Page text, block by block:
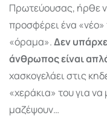
Πρωτεύουσας, ήρθε
προσφέρει ένα «νέο»
«όραμα».Δεν
άνθρωπος είναι
χασκογελάει στις
«χεράκια» του για να
μαζέψουν…